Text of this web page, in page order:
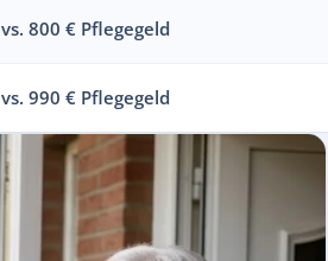
vs. 800 € Pflegegeld
vs. 990 € Pflegegeld